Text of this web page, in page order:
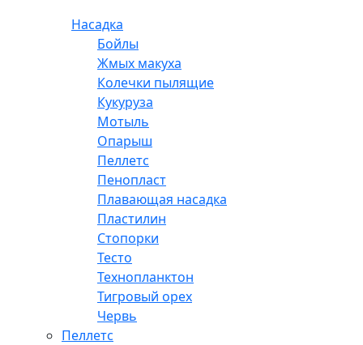
Насадка
Бойлы
Жмых макуха
Колечки пылящие
Кукуруза
Мотыль
Опарыш
Пеллетс
Пенопласт
Плавающая насадка
Пластилин
Стопорки
Тесто
Технопланктон
Тигровый орех
Червь
Пеллетс